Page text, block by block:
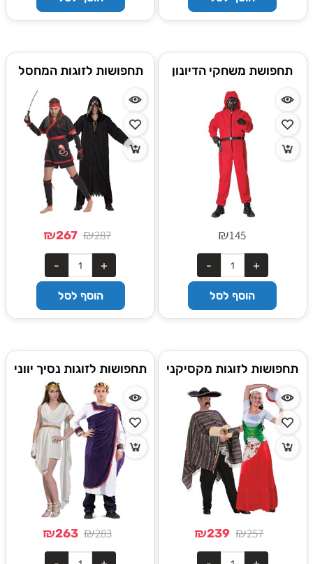
תחפושת משחקי הדיונון
₪145
הוסף לסל
תחפושות לזוגות המחסל
₪287
₪267
הוסף לסל
תחפושות לזוגות מקסיקני
וצוענייה
₪257
₪239
תחפושות לזוגות נסיך יווני
ויווניה
₪283
₪263